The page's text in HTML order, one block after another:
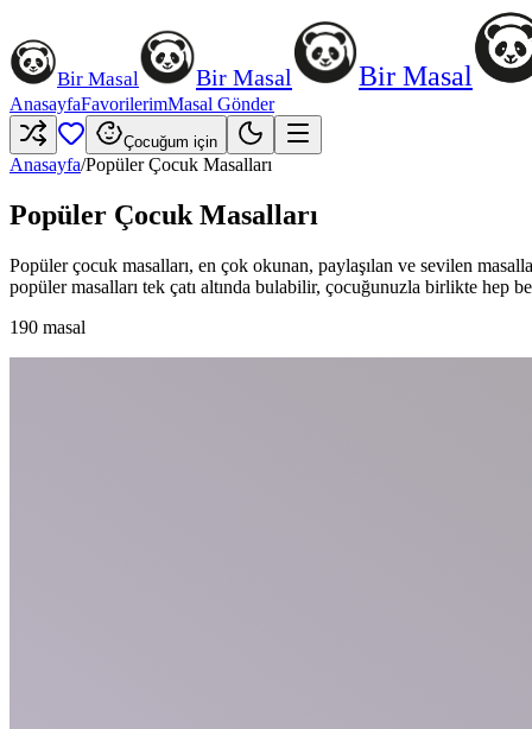
Bir Masal Bir Masal Bir Masal
AnasayfaFavorilerimMasal Gönder
Çocuğum için
Anasayfa/Popüler Çocuk Masalları
Popüler Çocuk Masalları
Popüler çocuk masalları, en çok okunan, paylaşılan ve sevilen
popüler masalları tek çatı altında bulabilir, çocuğunuzla birlikte hep
190 masal